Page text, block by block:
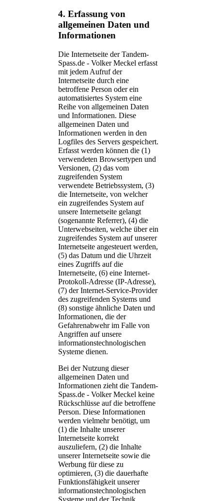
4. Erfassung von
allgemeinen Daten und
Informationen
Die Internetseite der Tandem-
Spass.de - Volker Meckel erfasst
mit jedem Aufruf der
Internetseite durch eine
betroffene Person oder ein
automatisiertes System eine
Reihe von allgemeinen Daten
und Informationen. Diese
allgemeinen Daten und
Informationen werden in den
Logfiles des Servers gespeichert.
Erfasst werden können die (1)
verwendeten Browsertypen und
Versionen, (2) das vom
zugreifenden System
verwendete Betriebssystem, (3)
die Internetseite, von welcher
ein zugreifendes System auf
unsere Internetseite gelangt
(sogenannte Referrer), (4) die
Unterwebseiten, welche über ein
zugreifendes System auf unserer
Internetseite angesteuert werden,
(5) das Datum und die Uhrzeit
eines Zugriffs auf die
Internetseite, (6) eine Internet-
Protokoll-Adresse (IP-Adresse),
(7) der Internet-Service-Provider
des zugreifenden Systems und
(8) sonstige ähnliche Daten und
Informationen, die der
Gefahrenabwehr im Falle von
Angriffen auf unsere
informationstechnologischen
Systeme dienen.
Bei der Nutzung dieser
allgemeinen Daten und
Informationen zieht die Tandem-
Spass.de - Volker Meckel keine
Rückschlüsse auf die betroffene
Person. Diese Informationen
werden vielmehr benötigt, um
(1) die Inhalte unserer
Internetseite korrekt
auszuliefern, (2) die Inhalte
unserer Internetseite sowie die
Werbung für diese zu
optimieren, (3) die dauerhafte
Funktionsfähigkeit unserer
informationstechnologischen
Systeme und der Technik